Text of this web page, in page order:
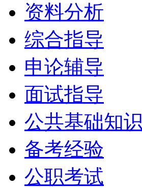
资料分析
综合指导
申论辅导
面试指导
公共基础知识
备考经验
公职考试